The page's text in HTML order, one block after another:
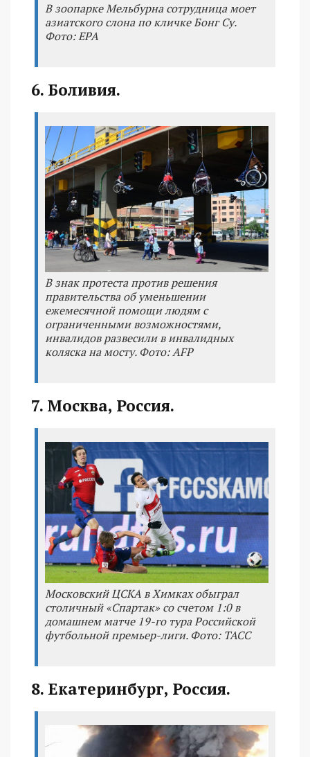
В зоопарке Мельбурна сотрудница моет
азиатского слона по кличке Бонг Су.
Фото: ЕРА
6. Боливия.
В знак протеста против решения
правительства об уменьшении
ежемесячной помощи людям с
ограниченными возможностями,
инвалидов развесили в инвалидных
коляска на мосту. Фото: AFP
7. Москва, Россия.
Московский ЦСКА в Химках обыграл
столичный «Спартак» со счетом 1:0 в
домашнем матче 19-го тура Российской
футбольной премьер-лиги. Фото: ТАСС
8. Екатеринбург, Россия.